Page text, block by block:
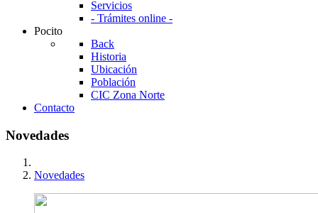
Servicios
- Trámites online -
Pocito
Back
Historia
Ubicación
Población
CIC Zona Norte
Contacto
Novedades
Novedades